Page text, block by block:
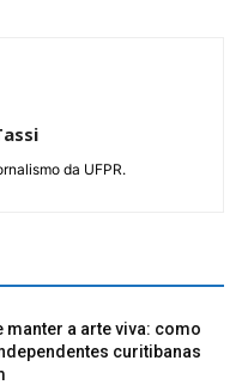
da UFPR.
manter a arte viva: como
curitibanas